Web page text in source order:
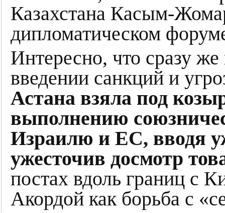
Казахстана Касым-
дипломатическом
Интересно, что сразу
введении санкций и
Астана взяла под
выполнению
Израилю и ЕС, вводя
ужесточив досмотр
постах вдоль границ с
Акордой как борьба с